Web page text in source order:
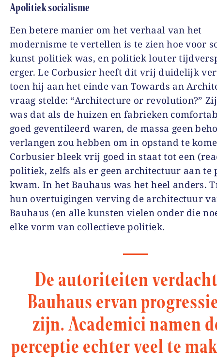
Apolitiek socialisme
Een betere manier om het verhaal van het
modernisme te vertellen is te zien hoe voor
kunst politiek was, en politiek louter
erger. Le Corbusier heeft dit vrij duidelijk
toen hij aan het einde van Towards an
vraag stelde: “Architecture or revolution?”
was dat als de huizen en fabrieken
goed geventileerd waren, de massa geen
verlangen zou hebben om in opstand te
Corbusier bleek vrij goed in staat tot een
politiek, zelfs als er geen architectuur aan te
kwam. In het Bauhaus was het heel anders.
hun overtuigingen verving de architectuur
Bauhaus (en alle kunsten vielen onder die
elke vorm van collectieve politiek.
De autoriteiten
Bauhaus ervan
zijn. Academici namen
perceptie echter veel te